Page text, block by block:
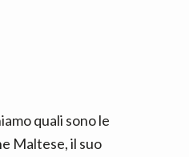
quali sono le
Maltese, il suo